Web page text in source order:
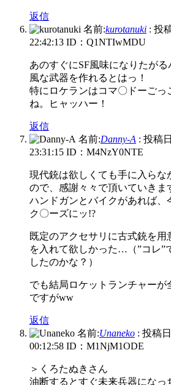
返信
名前:kurotanuki : 投
22:42:13 ID：Q1NTIwMDU
あのすぐにSF風味になりたが
風な武器を作れるとはっ！
特にロケランはコマ〇ドーごっ
ね。ヒャッハー！
返信
名前:Danny-A : 投稿
23:31:15 ID：M4NzY0NTE
現代銃は欲しくても手に入らな
ので、感謝々々で頂いていきま
ハンドガンとバイクがあれば、
ク〇ーズにッ!?
既定のアクセサリに古式銃を用
を入れて欲しかった…（”コレ”
したのかな？）
でも結局ロケットランチャーが
ですがww
返信
名前:Unaneko : 投稿
00:12:58 ID：M1NjM1ODE
＞くろたぬきさん
油断するとすぐ未来兵器になっ